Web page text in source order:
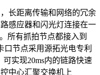
长距离传输和网络的冗余
感应器和闪光灯连接在一
所有抓拍节点都接入到
口节点采用源拓光电专利
可实现20ms内的链路快速
中心汇聚交换机上